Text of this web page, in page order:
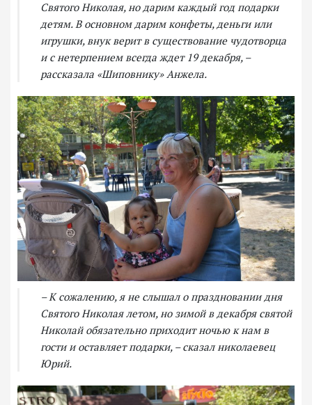
Святого Николая, но дарим каждый год подарки
детям. В основном дарим конфеты, деньги или
игрушки, внук верит в существование чудотворца
и с нетерпением всегда ждет 19 декабря, –
рассказала «Шиповнику» Анжела.
– К сожалению, я не слышал о праздновании дня
Святого Николая летом, но зимой в декабря святой
Николай обязательно приходит ночью к нам в
гости и оставляет подарки, – сказал николаевец
Юрий.